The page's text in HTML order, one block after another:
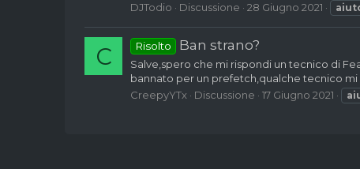
DJTodio
Discussione 28 Giugno 2021
C Risolto Ban strano?
Salve,spero che mi rispondi un tecnico di
bannato per un prefetch,qualche tecnico mi
CreepyYTx
Discussione 17 Giugno 2021